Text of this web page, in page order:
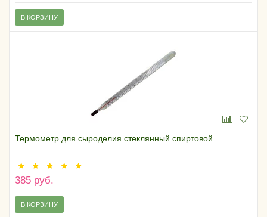
В КОРЗИНУ
Термометр для сыроделия стеклянный спиртовой
385 руб.
В КОРЗИНУ